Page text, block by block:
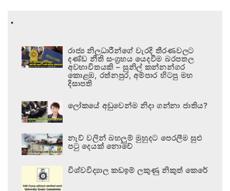
.
රාජ්‍ය නිලධාරීන්ගේ වැරදි තීරණවලට
දණ්ඩ නීති සංග්‍රහය යෙදවීම බරපතල
අවභාවිතයකි – සුනිල් කන්නන්ගර
කොළඹ, රත්නපුර, අම්පාර හිටපු මහ
දිසාපති
ලෝකයේ අඩුවෙන්ම නිදා ගන්නා ජාතිය?
නැව් වලින් බහලුම් මුහුදට පෙරලීම සුළු
පටු දෙයක් නොවේ
විශ්වවිද්‍යාල කඩඉම් ලකුණු නිකුත් කෙරේ